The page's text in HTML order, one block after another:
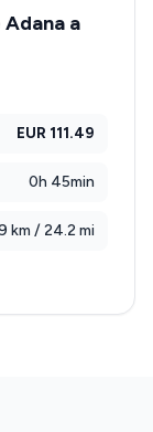
a
EUR 111.49
0h 45min
km / 24.2 mi